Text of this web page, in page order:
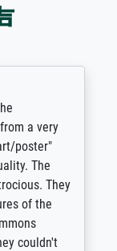
a very
The
They
the